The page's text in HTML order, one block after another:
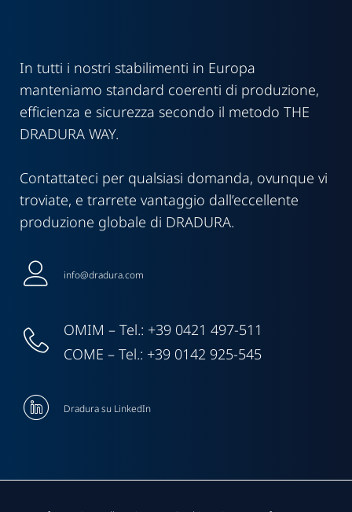
In tutti i nostri stabilimenti in Europa
manteniamo standard coerenti di produzione,
efficienza e sicurezza secondo il metodo THE
DRADURA WAY.
Contattateci per qualsiasi domanda, ovunque vi
troviate, e trarrete vantaggio dall’eccellente
produzione globale di DRADURA.
info@dradura.com
OMIM – Tel.: +39 0421 497-511
COME – Tel.: +39 0142 925-545
Dradura su LinkedIn